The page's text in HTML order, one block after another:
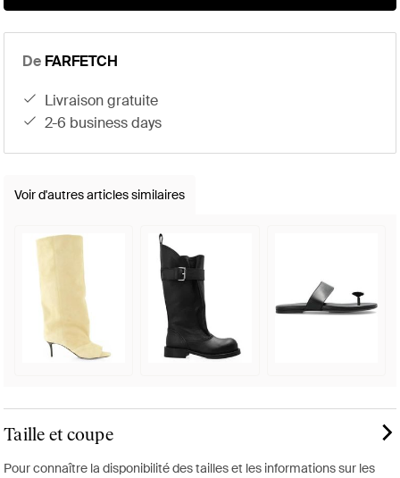
De FARFETCH
livraison gratuite
2-6 business days
Voir d'autres articles similaires
Taille et coupe
Pour connaître la disponibilité des tailles et les informations sur les